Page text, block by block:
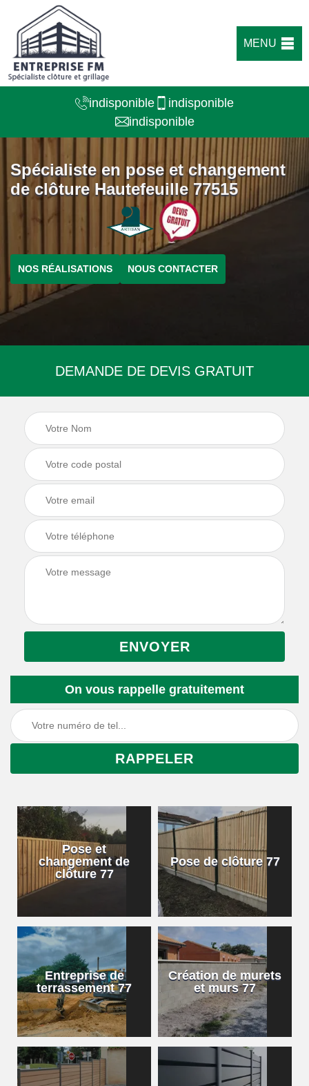
MENU
indisponible
indisponible
indisponible
Spécialiste en pose et changement
de clôture Hautefeuille 77515
NOS RÉALISATIONS NOUS CONTACTER
DEMANDE DE DEVIS GRATUIT
On vous rappelle gratuitement
Pose et
changement de
clôture 77
Pose de clôture 77
Entreprise de
terrassement 77
Création de murets
et murs 77